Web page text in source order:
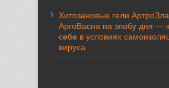
Хитозановые гели
АргоВасна на злобу дня —
себе в условиях
вируса